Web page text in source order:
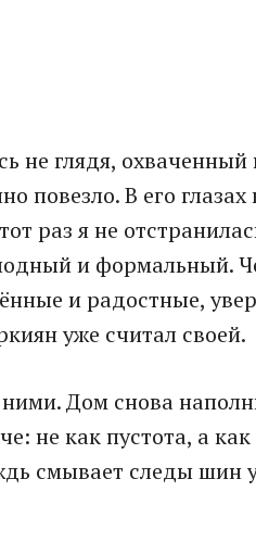
не глядя, охваченный
повезло. В его
раз я не
и формальный.
и радостные,
уже считал своей.
Дом снова
не как пустота, а
смывает следы шин